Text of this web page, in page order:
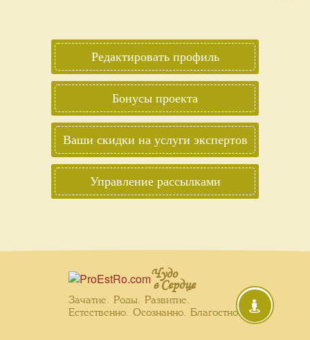
Редактировать профиль
Бонусы проекта
Ваши скидки на услуги экспертов
Управление рассылками
Чудо
в Сердце
Зачатие. Роды. Развитие.
Естественно. Осознанно. Благостно.